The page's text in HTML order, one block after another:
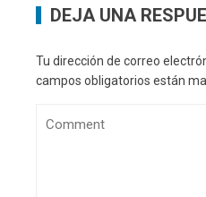
DEJA UNA
Tu dirección de correo
campos obligatorios están